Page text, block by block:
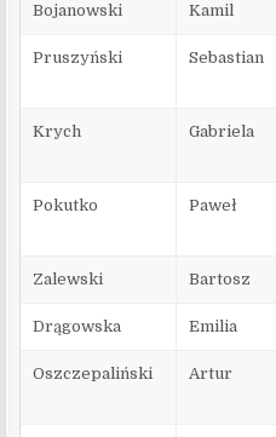
Bojanowski Kamil
Pruszyński Sebastian
Krych Gabriela
Pokutko Paweł
Zalewski Bartosz
Drągowska Emilia
Oszczepaliński Artur